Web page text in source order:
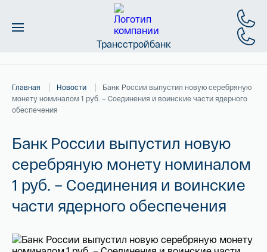
Трансстройбанк
Слитки
Новинки
Скидки
Магазин
Контакты
Главная Новости
Банк России выпустил новую серебряную
монету номиналом 1 руб. – Соединения и воинские части ядерного
обеспечения
Банк России выпустил новую
серебряную монету номиналом
1 руб. – Соединения и воинские
части ядерного обеспечения